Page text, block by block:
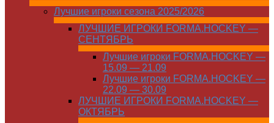
Лучшие игроки сезона 2025/2026
ЛУЧШИЕ ИГРОКИ FORMA.HOCKEY —
СЕНТЯБРЬ
Лучшие игроки FORMA.HOCKEY —
15.09 — 21.09
Лучшие игроки FORMA.HOCKEY —
22.09 — 30.09
ЛУЧШИЕ ИГРОКИ FORMA.HOCKEY —
ОКТЯБРЬ